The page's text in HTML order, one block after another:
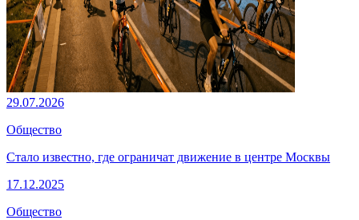
29.07.2026
Общество
Стало известно, где ограничат движение в центре Москвы
17.12.2025
Общество